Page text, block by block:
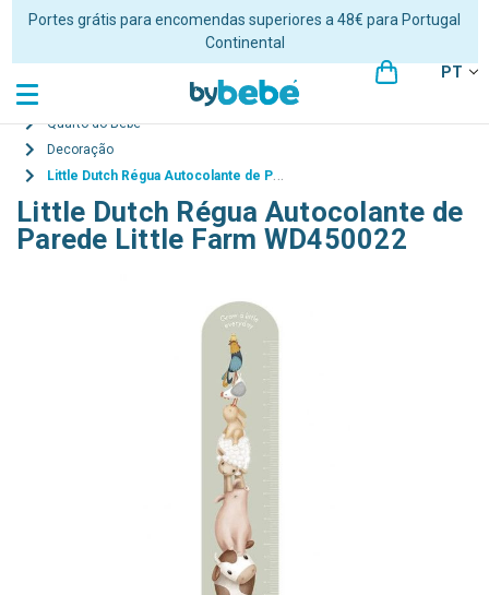
Portes grátis para encomendas superiores a 48€ para Portugal
Continental
PT
Quarto do Bebé
Decoração
Little Dutch Régua Autocolante de Parede Little Farm WD450022
Little Dutch Régua Autocolante de
Parede Little Farm WD450022